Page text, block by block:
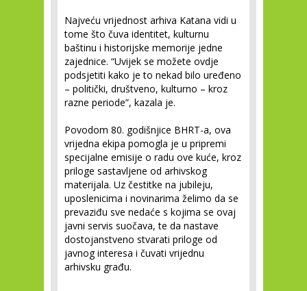
Najveću vrijednost arhiva Katana vidi u
tome što čuva identitet, kulturnu
baštinu i historijske memorije jedne
zajednice. “Uvijek se možete ovdje
podsjetiti kako je to nekad bilo uređeno
– politički, društveno, kulturno – kroz
razne periode”, kazala je.
Povodom 80. godišnjice BHRT-a, ova
vrijedna ekipa pomogla je u pripremi
specijalne emisije o radu ove kuće, kroz
priloge sastavljene od arhivskog
materijala. Uz čestitke na jubileju,
uposlenicima i novinarima želimo da se
prevaziđu sve nedaće s kojima se ovaj
javni servis suočava, te da nastave
dostojanstveno stvarati priloge od
javnog interesa i čuvati vrijednu
arhivsku građu.